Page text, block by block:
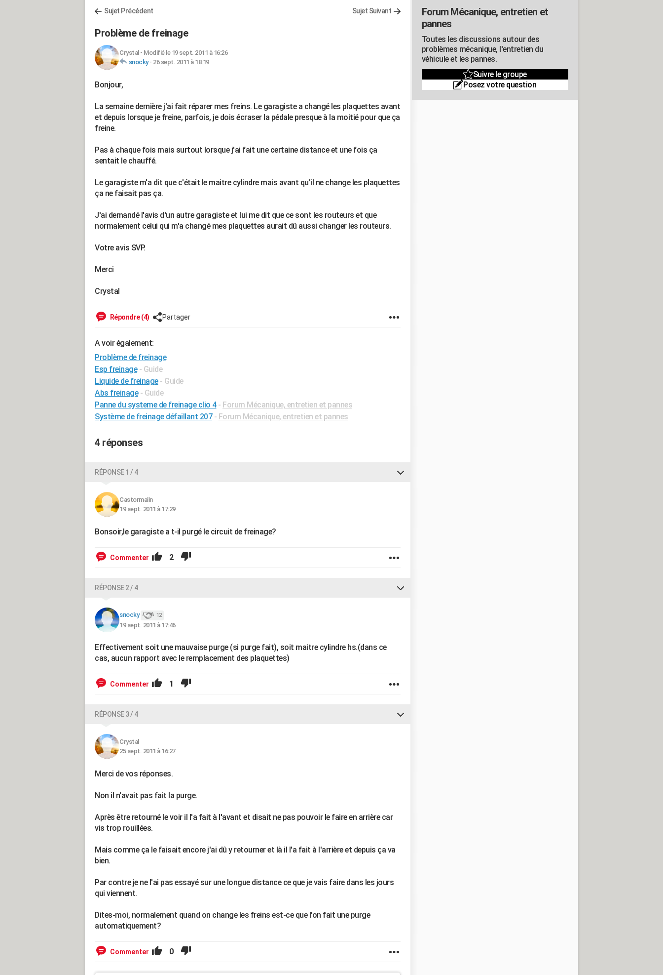
Sujet Précédent Sujet Suivant
Problème de freinage
Crystal - Modifié le 19 sept. 2011 à 16:26
snocky- 26 sept. 2011 à 18:19
Bonjour,
La semaine dernière j'ai fait réparer mes freins. Le garagiste a changé les plaquettes avant
et depuis lorsque je freine, parfois, je dois écraser la pédale presque à la moitié pour que ça
freine.
Pas à chaque fois mais surtout lorsque j'ai fait une certaine distance et une fois ça
sentait le chauffé.
Le garagiste m'a dit que c'était le maitre cylindre mais avant qu'il ne change les plaquettes
ça ne faisait pas ça.
J'ai demandé l'avis d'un autre garagiste et lui me dit que ce sont les routeurs et que
normalement celui qui m'a changé mes plaquettes aurait dû aussi changer les routeurs.
Votre avis SVP.
Merci
Crystal
Répondre (4) Partager
A voir également:
Problème de freinage
Esp freinage - Guide
Liquide de freinage - Guide
Abs freinage - Guide
Panne du systeme de freinage clio 4 - Forum Mécanique, entretien et pannes
Système de freinage défaillant 207 - Forum Mécanique, entretien et pannes
4 réponses
RÉPONSE 1 / 4
Castormalin
19 sept. 2011 à 17:29
Bonsoir,le garagiste a t-il purgé le circuit de freinage?
Commenter 2
RÉPONSE 2 / 4
snocky 12
19 sept. 2011 à 17:46
Effectivement soit une mauvaise purge (si purge fait), soit maitre cylindre hs.(dans ce
cas, aucun rapport avec le remplacement des plaquettes)
Commenter 1
RÉPONSE 3 / 4
Crystal
25 sept. 2011 à 16:27
Merci de vos réponses.
Non il n'avait pas fait la purge.
Après être retourné le voir il l'a fait à l'avant et disait ne pas pouvoir le faire en arrière car
vis trop rouillées.
Mais comme ça le faisait encore j'ai dû y retourner et là il l'a fait à l'arrière et depuis ça va
bien.
Par contre je ne l'ai pas essayé sur une longue distance ce que je vais faire dans les jours
qui viennent.
Dites-moi, normalement quand on change les freins est-ce que l'on fait une purge
automatiquement?
Commenter 0
Forum Mécanique, entretien et
pannes
Toutes les discussions autour des
problèmes mécanique, l'entretien du
véhicule et les pannes.
Suivre le groupe
Posez votre question